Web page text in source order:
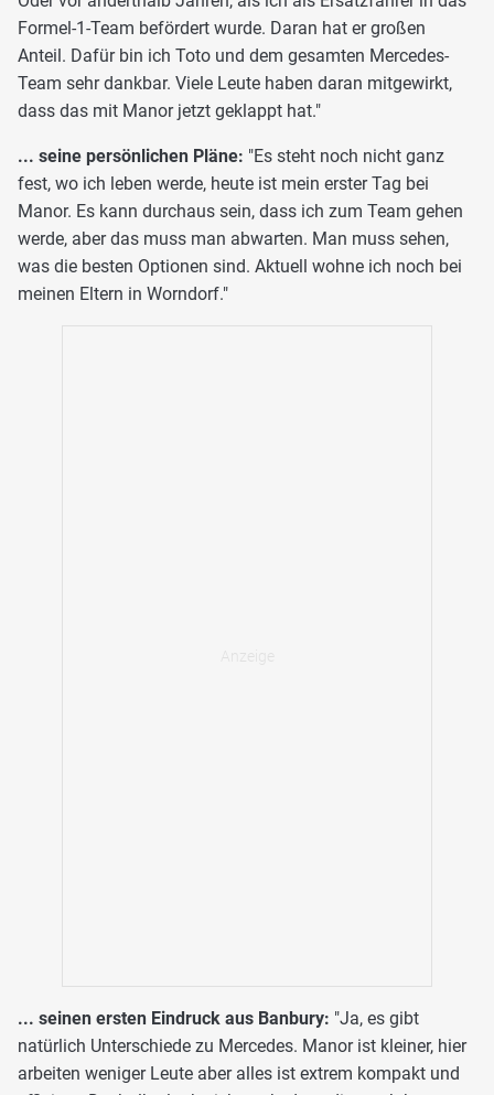
Formel-1-Team befördert wurde. Daran hat er großen
Anteil. Dafür bin ich Toto und dem gesamten Mercedes-
Team sehr dankbar. Viele Leute haben daran mitgewirkt,
dass das mit Manor jetzt geklappt hat."
... seine persönlichen Pläne: "Es steht noch nicht ganz
fest, wo ich leben werde, heute ist mein erster Tag bei
Manor. Es kann durchaus sein, dass ich zum Team gehen
werde, aber das muss man abwarten. Man muss sehen,
was die besten Optionen sind. Aktuell wohne ich noch bei
meinen Eltern in Worndorf."
... seinen ersten Eindruck aus Banbury: "Ja, es gibt
natürlich Unterschiede zu Mercedes. Manor ist kleiner, hier
arbeiten weniger Leute aber alles ist extrem kompakt und